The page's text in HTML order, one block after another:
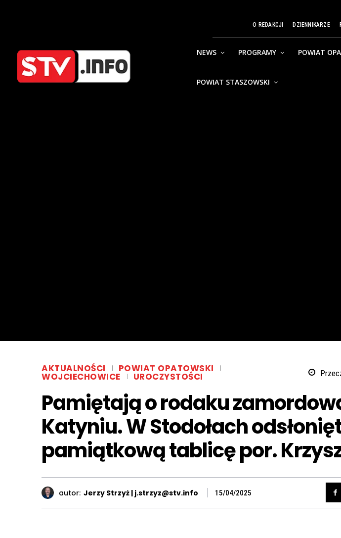
O REDAKCJI DZIENNIKARZE
NEWS PROGRAMY POWIAT
POWIAT STASZOWSKI
AKTUALNOŚCI POWIAT OPATOWSKI
WOJCIECHOWICE UROCZYSTOŚCI
Pamiętają o rodaku
Katyniu. W Stodołach
pamiątkową tablicę por.
autor: Jerzy Strzyż | j.strzyz@stv.info 15/04/2025